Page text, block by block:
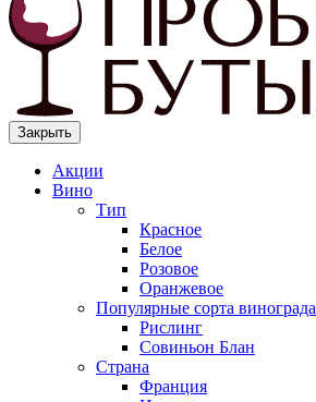
Закрыть
Акции
Вино
Тип
Красное
Белое
Розовое
Оранжевое
Популярные сорта винограда
Рислинг
Совиньон Блан
Страна
Франция